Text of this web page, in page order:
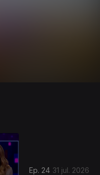
Ep. 24 31 jul. 2026